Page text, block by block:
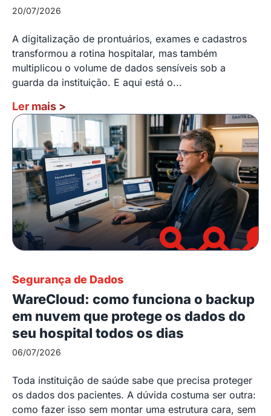
20/07/2026
A digitalização de prontuários, exames e cadastros
transformou a rotina hospitalar, mas também
multiplicou o volume de dados sensíveis sob a
guarda da instituição. E aqui está o...
Ler mais >
Segurança de Dados
WareCloud: como funciona o backup
em nuvem que protege os dados do
seu hospital todos os dias
06/07/2026
Toda instituição de saúde sabe que precisa proteger
os dados dos pacientes. A dúvida costuma ser outra:
como fazer isso sem montar uma estrutura cara, sem